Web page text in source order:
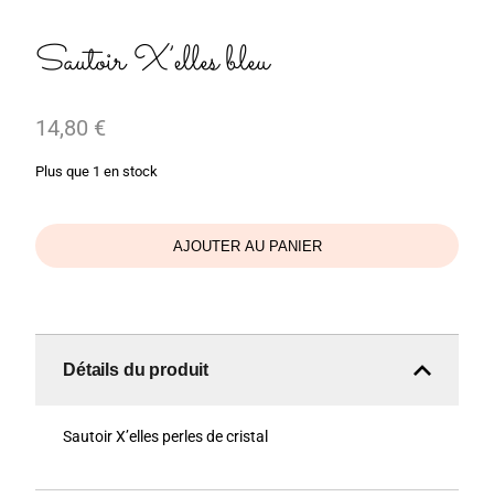
Sautoir X’elles bleu
14,80 €
Plus que 1 en stock
AJOUTER AU PANIER
Détails du produit
Sautoir X’elles perles de cristal